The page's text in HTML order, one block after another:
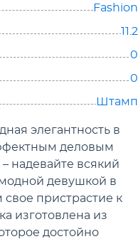
Fashion
11.2
0
0
Штамп
элегантность в
деловым
надевайте всякий
модной девушкой в
пристрастие к
изготовлена из
достойно